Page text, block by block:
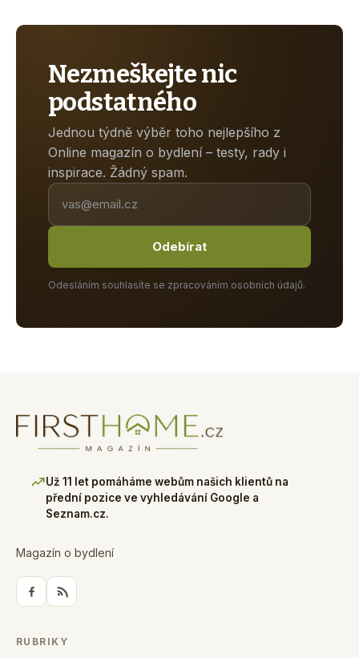
Nezmeškejte nic
podstatného
Jednou týdně výběr toho nejlepšího z
Online magazín o bydlení – testy, rady i
inspirace. Žádný spam.
Odebírat
Odesláním souhlasíte se zpracováním osobních údajů.
Už 11 let pomáháme webům našich klientů na
přední pozice ve vyhledávání Google a
Seznam.cz.
Magazín o bydlení
RUBRIKY